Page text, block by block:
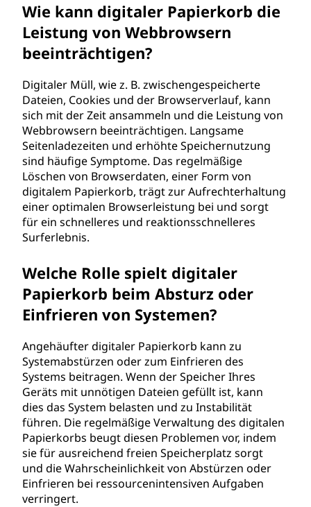
Wie kann digitaler Papierkorb die
Leistung von Webbrowsern
beeinträchtigen?
Digitaler Müll, wie z. B. zwischengespeicherte
Dateien, Cookies und der Browserverlauf, kann
sich mit der Zeit ansammeln und die Leistung von
Webbrowsern beeinträchtigen. Langsame
Seitenladezeiten und erhöhte Speichernutzung
sind häufige Symptome. Das regelmäßige
Löschen von Browserdaten, einer Form von
digitalem Papierkorb, trägt zur Aufrechterhaltung
einer optimalen Browserleistung bei und sorgt
für ein schnelleres und reaktionsschnelleres
Surferlebnis.
Welche Rolle spielt digitaler
Papierkorb beim Absturz oder
Einfrieren von Systemen?
Angehäufter digitaler Papierkorb kann zu
Systemabstürzen oder zum Einfrieren des
Systems beitragen. Wenn der Speicher Ihres
Geräts mit unnötigen Dateien gefüllt ist, kann
dies das System belasten und zu Instabilität
führen. Die regelmäßige Verwaltung des digitalen
Papierkorbs beugt diesen Problemen vor, indem
sie für ausreichend freien Speicherplatz sorgt
und die Wahrscheinlichkeit von Abstürzen oder
Einfrieren bei ressourcenintensiven Aufgaben
verringert.